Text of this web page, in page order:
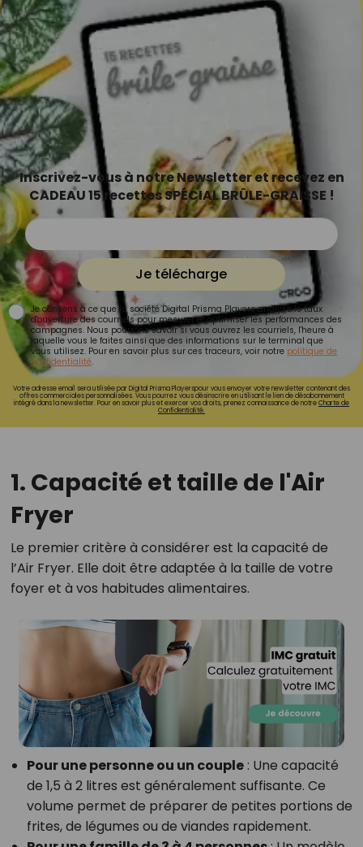
Inscrivez-vous à notre Newsletter et recevez en
CADEAU 15 recettes SPÉCIAL BRÛLE-GRAISSE !
Je télécharge
Je consens à ce que la société Digital Prisma Players analyse le taux
d'ouverture des courriels pour mesurer et optimiser les performances des
campagnes. Nous pourrons savoir si vous ouvrez les courriels, l'heure à
laquelle vous le faites ainsi que des informations sur le terminal que
vous utilisez. Pour en savoir plus sur ces traceurs, voir notre politique de
confidentialité.
Votre adresse email sera utilisée par Digital Prisma Playerspour vous envoyer votre newsletter contenant des
offres commerciales personnalisées. Vous pourrez vous désinscrire en utilisant le lien de désabonnement
intégré dans la newsletter. Pour en savoir plus et exercer vos droits, prenez connaissance de notreCharte de
Confidentialité.
1. Capacité et taille de l'Air
Fryer
Le premier critère à considérer est la capacité de
l’Air Fryer. Elle doit être adaptée à la taille de votre
foyer et à vos habitudes alimentaires.
Pour une personne ou un couple: Une capacité
de 1,5 à 2 litres est généralement suffisante. Ce
volume permet de préparer de petites portions de
frites, de légumes ou de viandes rapidement.